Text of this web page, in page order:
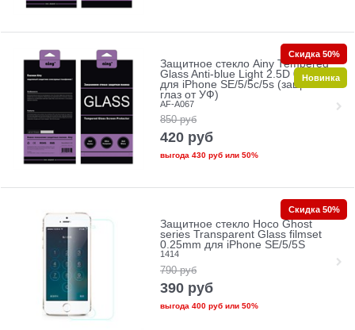
Защитное стекло Ainy Tempered
Glass Anti-blue Light 2.5D 0.33mm
для iPhone SE/5/5c/5s (защита
глаз от УФ)
AF-A067
850 руб
420 руб
выгода 430 рубили 50%
Скидка 50%
Новинка
Защитное стекло Hoco Ghost
series Transparent Glass filmset
0.25mm для iPhone SE/5/5S
1414
790 руб
390 руб
выгода 400 рубили 50%
Скидка 50%